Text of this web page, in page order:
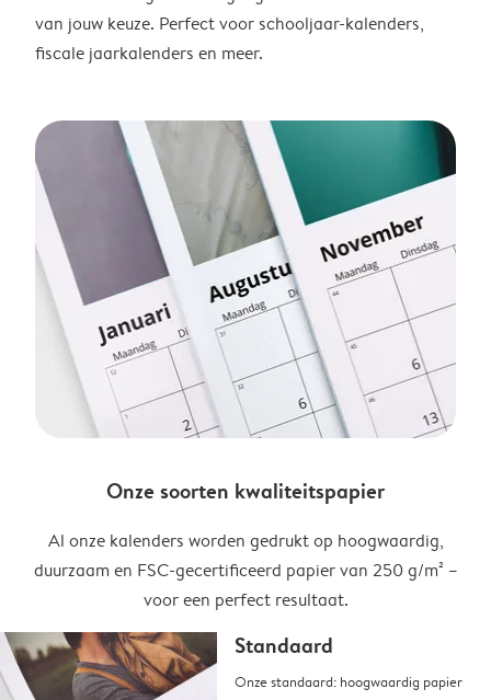
van jouw keuze. Perfect voor schooljaar-kalenders,
fiscale jaarkalenders en meer.
Onze soorten kwaliteitspapier
Al onze kalenders worden gedrukt op hoogwaardig,
duurzaam en FSC-gecertificeerd papier van 250 g/m² –
voor een perfect resultaat.
Standaard
Onze standaard: hoogwaardig papier